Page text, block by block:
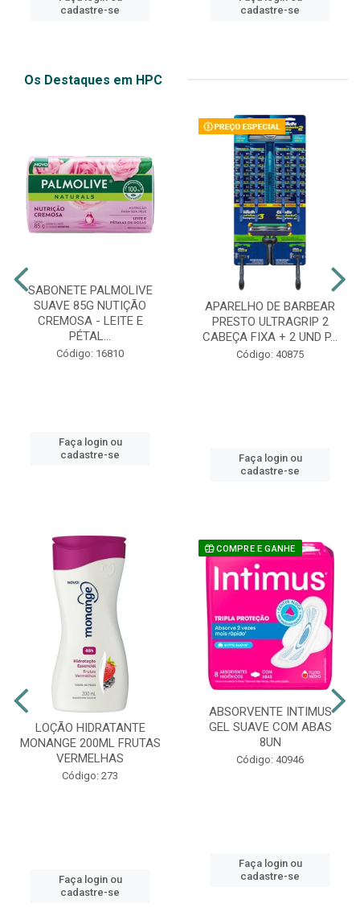
cadastre-se
cadastre-se
Os Destaques em HPC
SABONETE PALMOLIVE
SUAVE 85G NUTIÇÃO
CREMOSA - LEITE E
PÉTAL...
Código: 16810
Faça login ou
cadastre-se
APARELHO DE BARBEAR
PRESTO ULTRAGRIP 2
CABEÇA FIXA + 2 UND P...
Código: 40875
Faça login ou
cadastre-se
LOÇÃO HIDRATANTE
MONANGE 200ML FRUTAS
VERMELHAS
Código: 273
Faça login ou
cadastre-se
COMPRE E GANHE
ABSORVENTE INTIMUS
GEL SUAVE COM ABAS
8UN
Código: 40946
Faça login ou
cadastre-se